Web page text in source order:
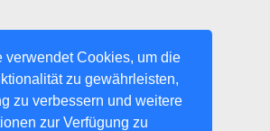
verwendet Cookies, um die
zu gewährleisten,
zu verbessern und weitere
zur Verfügung zu